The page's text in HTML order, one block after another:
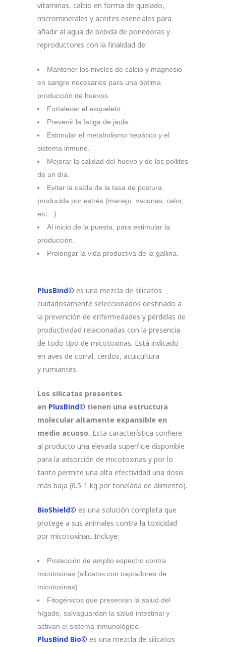
vitaminas, calcio en forma de quelado,
microminerales y aceites esenciales para
añadir al agua de bebida de ponedoras y
reproductores con la finalidad de:
Mantener los niveles de calcio y magnesio
en sangre necesarios para una óptima
producción de huevos.
Fortalecer el esqueleto.
Prevenir la fatiga de jaula.
Estimular el metabolismo hepático y el
sistema inmune.
Mejorar la calidad del huevo y de los pollitos
de un día.
Evitar la caída de la tasa de postura
producida por estrés (manejo, vacunas, calor,
etc…)
Al inicio de la puesta, para estimular la
producción.
Prolongar la vida productiva de la gallina.
PlusBind© es una mezcla de silicatos
cuidadosamente seleccionados destinado a
la prevención de enfermedades y pérdidas de
productividad relacionadas con la presencia
de todo tipo de micotoxinas. Está indicado
en aves de corral, cerdos, acuicultura
y rumiantes.
Los silicatos presentes
en PlusBind© tienen una estructura
molecular altamente expansible en
medio acuoso. Esta característica confiere
al producto una elevada superficie disponible
para la adsorción de micotoxinas y por lo
tanto permite una alta efectividad una dosis
más baja (0.5-1 kg por tonelada de alimento).
BioShield© es una solución completa que
protege a sus animales contra la toxicidad
por micotoxinas. Incluye:
Protección de amplio espectro contra
micotoxinas (silicatos con captadores de
micotoxinas)
Fitogénicos que preservan la salud del
hígado, salvaguardan la salud intestinal y
activan el sistema inmunológico.
PlusBind Bio© es una mezcla de silicatos